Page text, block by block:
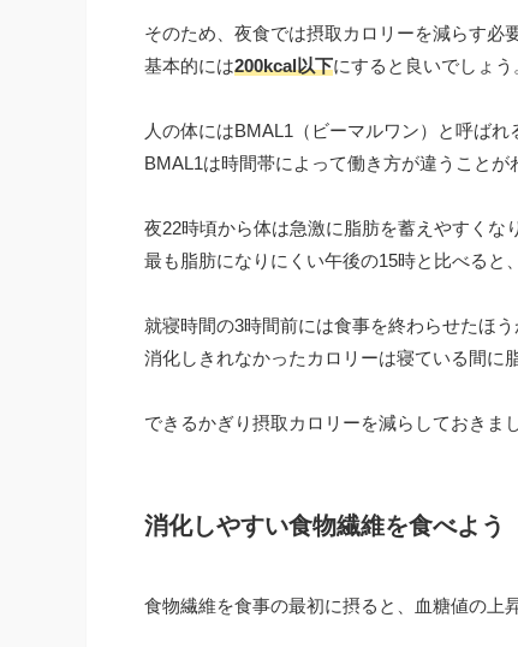
そのため、夜食では摂取カロリーを減らす必
基本的には200kcal以下にすると良いでしょう
人の体にはBMAL1（ビーマルワン）と呼ば
BMAL1は時間帯によって働き方が違うことが
夜22時頃から体は急激に脂肪を蓄えやすくな
最も脂肪になりにくい午後の15時と比べると、
就寝時間の3時間前には食事を終わらせたほ
消化しきれなかったカロリーは寝ている間に
できるかぎり摂取カロリーを減らしておきま
消化しやすい食物繊維を食べよう
食物繊維を食事の最初に摂ると、血糖値の上